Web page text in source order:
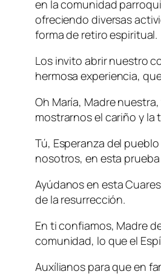
en la comunidad
ofreciendo diversas
forma de retiro espiritual.
Los invito abrir nuestro
hermosa experiencia,
Oh María, Madre
mostrarnos el cariño y la
Tú, Esperanza del
nosotros, en esta
Ayúdanos en esta
de la resurrección.
En ti confiamos, Madre
comunidad, lo que el
Auxílianos para que en